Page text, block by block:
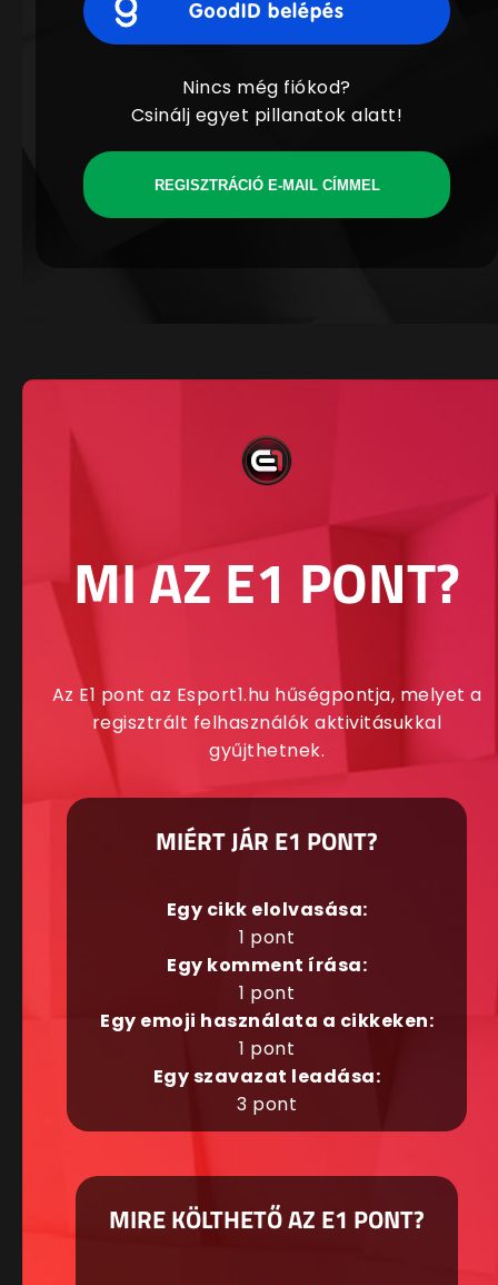
Nincs még fiókod?
Csinálj egyet pillanatok alatt!
REGISZTRÁCIÓ E-MAIL CÍMMEL
MI AZ E1 PONT?
Az E1 pont az Esport1.hu hűségpontja, melyet a
regisztrált felhasználók aktivitásukkal
gyűjthetnek.
MIÉRT JÁR E1 PONT?
Egy cikk elolvasása:
1 pont
Egy komment írása:
1 pont
Egy emoji használata a cikkeken:
1 pont
Egy szavazat leadása:
3 pont
MIRE KÖLTHETŐ AZ E1 PONT?